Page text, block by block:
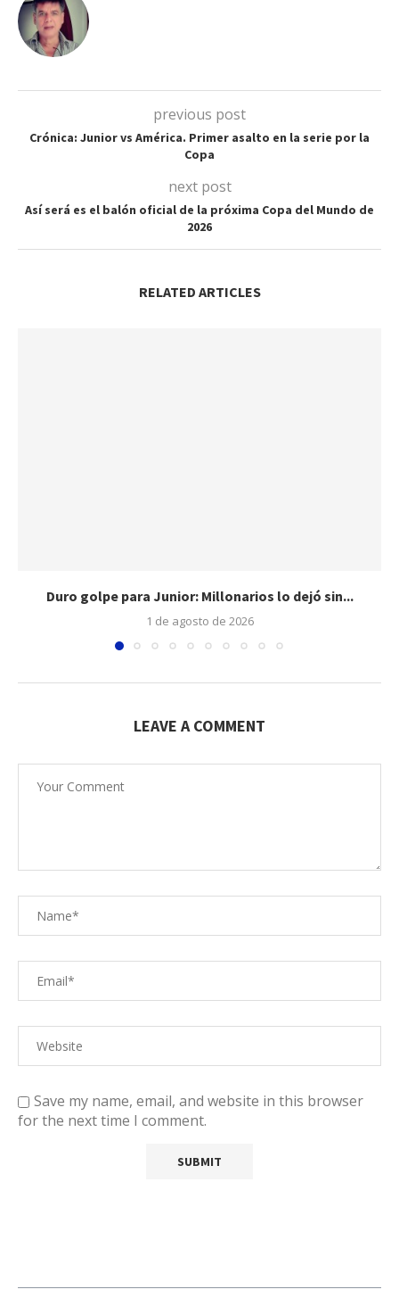
previous post
Crónica: Junior vs América. Primer asalto en la serie por la
Copa
next post
Así será es el balón oficial de la próxima Copa del Mundo de
2026
RELATED ARTICLES
Duro golpe para Junior: Millonarios lo dejó sin...
1 de agosto de 2026
LEAVE A COMMENT
Save my name, email, and website in this browser
for the next time I comment.